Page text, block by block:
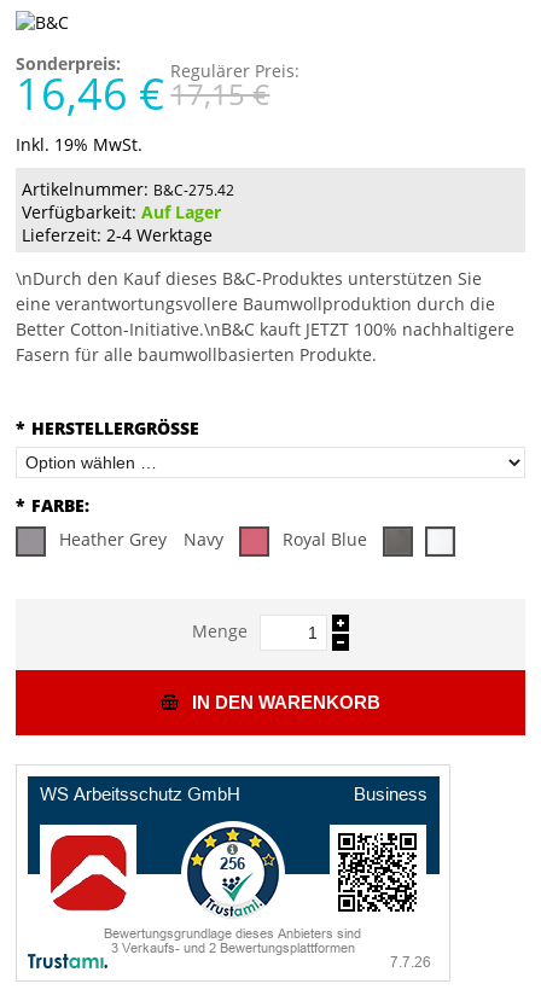
Sonderpreis:
16,46 € Regulärer Preis:
17,15 €
Inkl. 19% MwSt.
Artikelnummer: B&C-275.42
Verfügbarkeit:Auf Lager
Lieferzeit: 2-4 Werktage
\nDurch den Kauf dieses B&C-Produktes unterstützen Sie
eine verantwortungsvollere Baumwollproduktion durch die
Better Cotton-Initiative.\nB&C kauft JETZT 100% nachhaltigere
Fasern für alle baumwollbasierten Produkte.
* HERSTELLERGRÖSSE
* FARBE:
Heather Grey
Navy Royal Blue
Menge
IN DEN WARENKORB